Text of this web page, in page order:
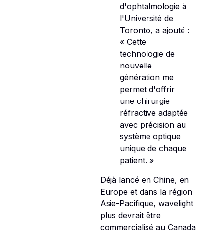
d'ophtalmologie à
l'Université de
Toronto, a ajouté :
« Cette
technologie de
nouvelle
génération me
permet d'offrir
une chirurgie
réfractive adaptée
avec précision au
système optique
unique de chaque
patient. »
Déjà lancé en Chine, en
Europe et dans la région
Asie-Pacifique, wavelight
plus devrait être
commercialisé au Canada